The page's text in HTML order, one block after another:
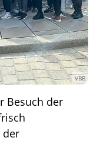
VBB
Besuch der
der